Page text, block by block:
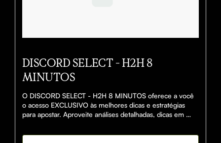
DISCORD SELECT - H2H 8
MINUTOS
O DISCORD SELECT - H2H 8 MINUTOS oferece a você
o acesso EXCLUSIVO às melhores dicas e estratégias
para apostar. Aproveite análises detalhadas, dicas em
MAXIMIZAR suas chances de sucesso no mercado de